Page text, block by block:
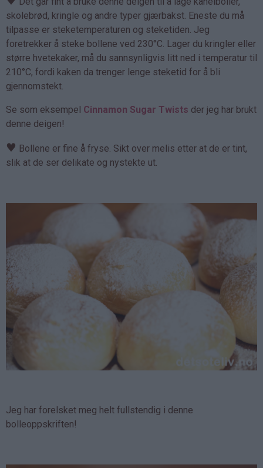
skolebrød, kringle og andre typer gjærbakst. Eneste du må
tilpasse er steketemperaturen og steketiden. Jeg
foretrekker å steke bollene ved 230°C. Lager du kringler eller
større hvetekaker, må du sannsynligvis litt ned i temperatur til
210°C, fordi kaken da trenger lenge steketid for å bli
gjennomstekt.
Se som eksempel Cinnamon Sugar Twists der jeg har brukt
denne deigen!
♥ Bollene er fine å fryse. Sikt over melis etter at de er tint,
slik at de ser delikate og nystekte ut.
Jeg har forelsket meg helt fullstendig i denne
bolleoppskriften!